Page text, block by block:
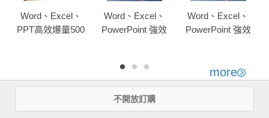
Word、Excel、
PPT高效爆量500
Word、Excel、
PowerPoint 強效
Word、Excel、
PowerPoint 強效
more
不開放訂購